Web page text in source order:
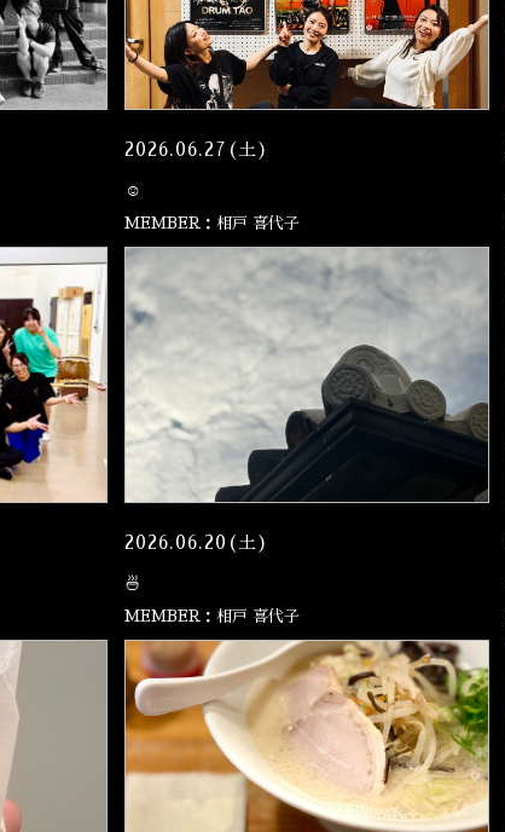
2026.06.27(土)
☺️
MEMBER：相戸 喜代子
2026.06.20(土)
🍜
MEMBER：相戸 喜代子